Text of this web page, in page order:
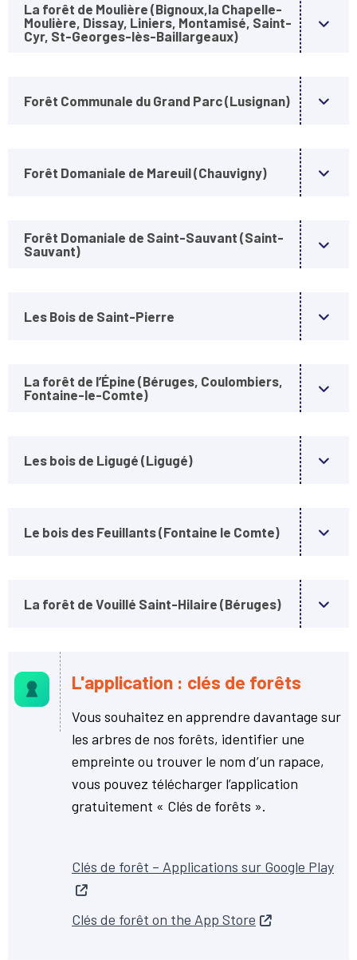
La forêt de Moulière (Bignoux,la Chapelle-
Moulière, Dissay, Liniers, Montamisé, Saint-
Cyr, St-Georges-lès-Baillargeaux)
Forêt Communale du Grand Parc (Lusignan)
Forêt Domaniale de Mareuil (Chauvigny)
Forêt Domaniale de Saint-Sauvant (Saint-
Sauvant)
Les Bois de Saint-Pierre
La forêt de l’Épine (Béruges, Coulombiers,
Fontaine-le-Comte)
Les bois de Ligugé (Ligugé)
Le bois des Feuillants (Fontaine le Comte)
La forêt de Vouillé Saint-Hilaire (Béruges)
L'application : clés de forêts
Vous souhaitez en apprendre davantage sur
les arbres de nos forêts, identifier une
empreinte ou trouver le nom d’un rapace,
vous pouvez télécharger l’application
gratuitement « Clés de forêts ».
Clés de forêt – Applications sur Google Play
‎Clés de forêt on the App Store